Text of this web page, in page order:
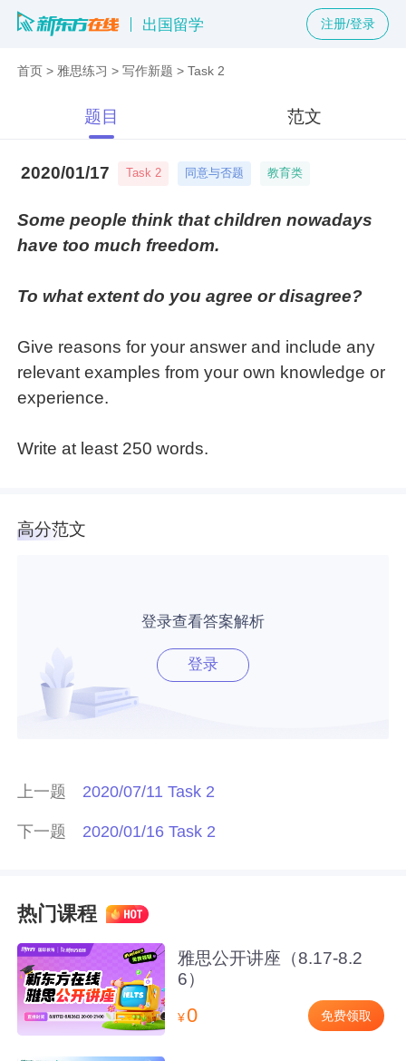
出国留学 注册/登录
首页 >雅思练习 >写作新题 >Task 2
题目 范文
2020/01/17 Task 2 同意与否题 教育类
Some people think that children nowadays
have too much freedom.
To what extent do you agree or disagree?
Give reasons for your answer and include any
relevant examples from your own knowledge or
experience.
Write at least 250 words.
高分范文
登录查看答案解析
登录
上一题 2020/07/11 Task 2
下一题 2020/01/16 Task 2
热门课程
雅思公开讲座（8.17-8.2
6）
¥0 免费领取